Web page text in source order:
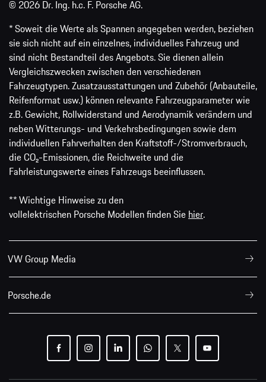
© 2026 Dr. Ing. h.c. F. Porsche AG.
* Soweit die Werte als Spannen angegeben werden, beziehen
sie sich nicht auf ein einzelnes, individuelles Fahrzeug und
sind nicht Bestandteil des Angebots. Sie dienen allein
Vergleichszwecken zwischen den verschiedenen
Fahrzeugtypen. Zusatzausstattungen und Zubehör (Anbauteile,
Reifenformat usw.) können relevante Fahrzeugparameter wie
z.B. Gewicht, Rollwiderstand und Aerodynamik verändern und
neben Witterungs- und Verkehrsbedingungen sowie dem
individuellen Fahrverhalten den Kraftstoff-/Stromverbrauch,
die CO₂-Emissionen, die Reichweite und die
Fahrleistungswerte eines Fahrzeugs beeinflussen.
** Wichtige Hinweise zu den
vollelektrischen Porsche Modellen finden Sie hier.
VW Group Media
Porsche.de